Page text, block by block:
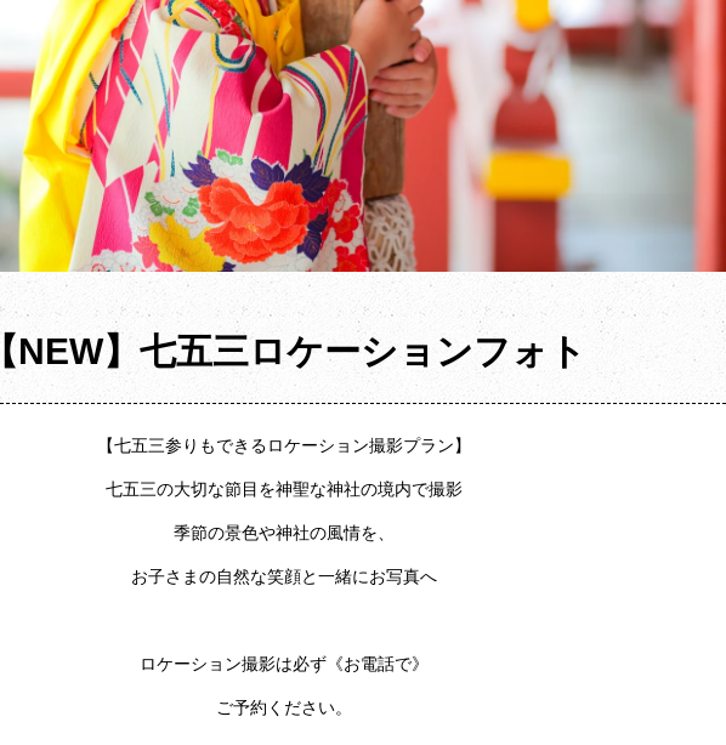
【NEW】七五三ロケーションフォト
【七五三参りもできるロケーション撮影プラン】
七五三の大切な節目を神聖な神社の境内で撮影
季節の景色や神社の風情を、
お子さまの自然な笑顔と一緒にお写真へ
ロケーション撮影は必ず《お電話で》
ご予約ください。